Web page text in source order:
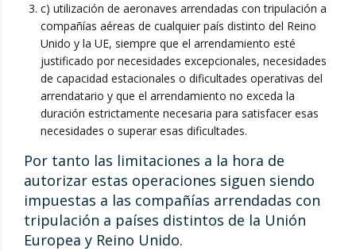
c) utilización de aeronaves arrendadas con tripulación a
compañías aéreas de cualquier país distinto del Reino
Unido y la UE, siempre que el arrendamiento esté
justificado por necesidades excepcionales, necesidades
de capacidad estacionales o dificultades operativas del
arrendatario y que el arrendamiento no exceda la
duración estrictamente necesaria para satisfacer esas
necesidades o superar esas dificultades.
Por tanto las limitaciones a la hora de
autorizar estas operaciones siguen siendo
impuestas a las compañías arrendadas con
tripulación a países distintos de la Unión
Europea y Reino Unido.